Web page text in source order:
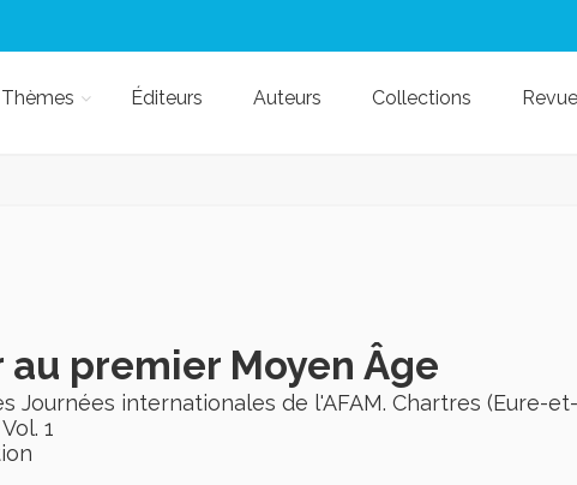
Thèmes Éditeurs Auteurs Collections
au premier Moyen Âge
Journées internationales de l'AFAM. Chartres (Eure-
1